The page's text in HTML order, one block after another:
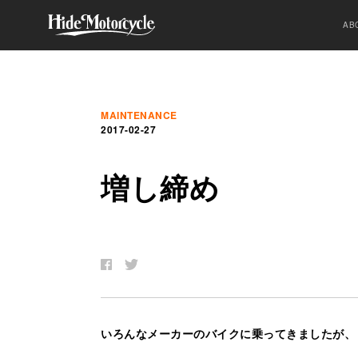
MAINTENANCE
2017-02-27
増し締め
いろんなメーカーのバイクに乗ってきましたが、